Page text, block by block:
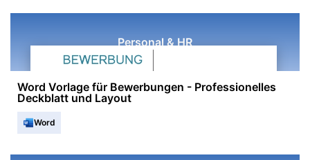
Personal & HR
Word Vorlage für Bewerbungen - Professionelles
Deckblatt und Layout
Word